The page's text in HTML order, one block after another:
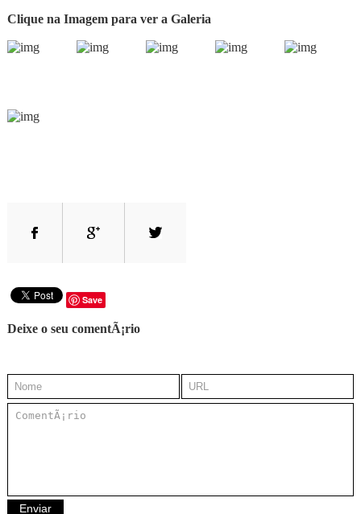
Clique na Imagem para ver a Galeria
Save
Deixe o seu comentÃ¡rio